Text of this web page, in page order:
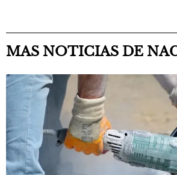
MAS NOTICIAS DE